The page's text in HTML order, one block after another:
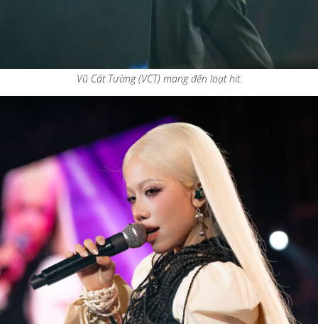
Vũ Cát Tường (VCT) mang đến loạt hit.